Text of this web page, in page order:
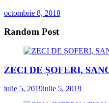
octombrie 8, 2018
Random Post
ZECI DE ȘOFERI,
iulie 5, 2019iulie 5, 2019